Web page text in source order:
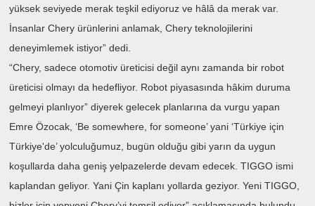
yüksek seviyede merak teşkil ediyoruz ve hâlâ da merak var.
İnsanlar Chery ürünlerini anlamak, Chery teknolojilerini
deneyimlemek istiyor” dedi.
“Chery, sadece otomotiv üreticisi değil aynı zamanda bir robot
üreticisi olmayı da hedefliyor. Robot piyasasında hâkim duruma
gelmeyi planlıyor” diyerek gelecek planlarına da vurgu yapan
Emre Özocak, ‘Be somewhere, for someone’ yani ‘Türkiye için
Türkiye'de’ yolculuğumuz, bugün olduğu gibi yarın da uygun
koşullarda daha geniş yelpazelerde devam edecek. TIGGO ismi
kaplandan geliyor. Yani Çin kaplanı yollarda geziyor. Yeni TIGGO,